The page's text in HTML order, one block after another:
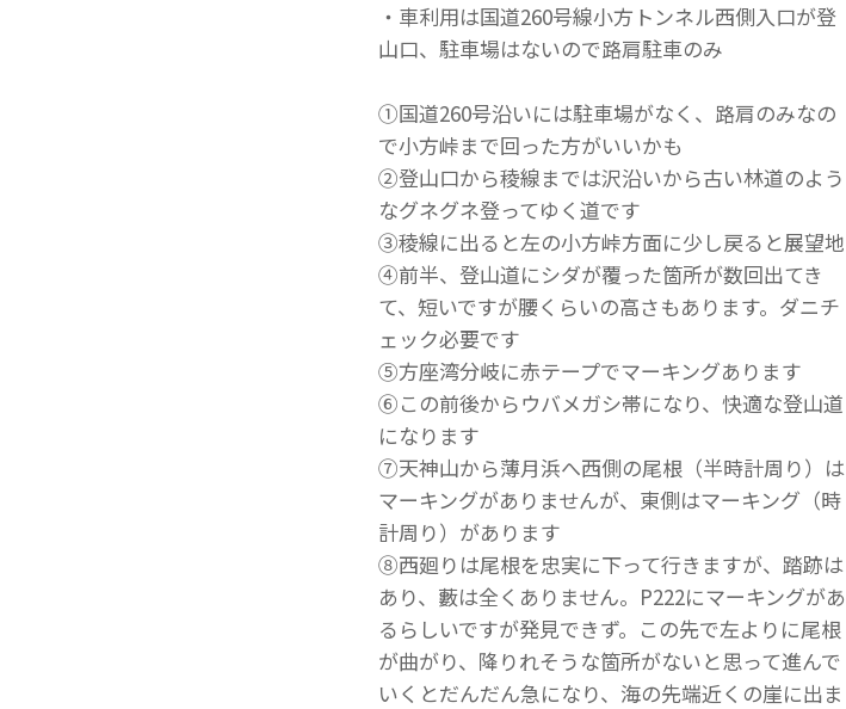
・車利用は国道260号線小方トンネル西側入口が登
山口、駐車場はないので路肩駐車のみ
①国道260号沿いには駐車場がなく、路肩のみなの
で小方峠まで回った方がいいかも
②登山口から稜線までは沢沿いから古い林道のよう
なグネグネ登ってゆく道です
③稜線に出ると左の小方峠方面に少し戻ると展望地
④前半、登山道にシダが覆った箇所が数回出てき
て、短いですが腰くらいの高さもあります。ダニチ
ェック必要です
⑤方座湾分岐に赤テープでマーキングあります
⑥この前後からウバメガシ帯になり、快適な登山道
になります
⑦天神山から薄月浜へ西側の尾根（半時計周り）は
マーキングがありませんが、東側はマーキング（時
計周り）があります
⑧西廻りは尾根を忠実に下って行きますが、踏跡は
あり、藪は全くありません。P222にマーキングがあ
るらしいですが発見できず。この先で左よりに尾根
が曲がり、降りれそうな箇所がないと思って進んで
いくとだんだん急になり、海の先端近くの崖に出ま